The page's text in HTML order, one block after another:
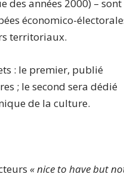
des années 2000) – sont
économico-
territoriaux.
: le premier, publié
; le second sera dédié
de la culture.
« nice to have but